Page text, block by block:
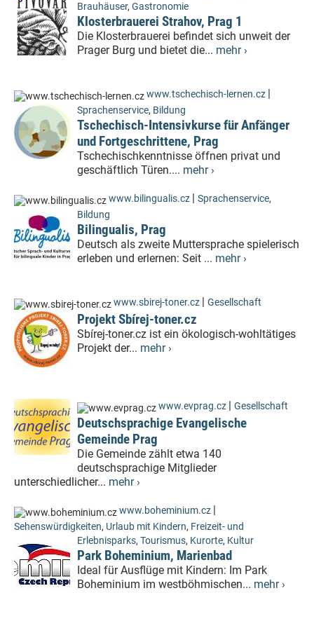
Brauhäuser, Gastronomie
Klosterbrauerei Strahov, Prag 1
Die Klosterbrauerei befindet sich unweit der
Prager Burg und bietet die... mehr ›
www.tschechisch-lernen.cz |
Sprachenservice, Bildung
Tschechisch-Intensivkurse für Anfänger
und Fortgeschrittene, Prag
Tschechischkenntnisse öffnen privat und
geschäftlich Türen.... mehr ›
www.bilingualis.cz | Sprachenservice,
Bildung
Bilingualis, Prag
Deutsch als zweite Muttersprache spielerisch
erleben und erlernen: Seit ... mehr ›
www.sbirej-toner.cz | Gesellschaft
Projekt Sbírej-toner.cz
Sbírej-toner.cz ist ein ökologisch-wohltätiges
Projekt der... mehr ›
www.evprag.cz | Gesellschaft
Deutschsprachige Evangelische
Gemeinde Prag
Die Gemeinde zählt etwa 140
deutschsprachige Mitglieder
unterschiedlicher... mehr ›
www.boheminium.cz |
Sehenswürdigkeiten, Urlaub mit Kindern, Freizeit- und
Erlebnisparks, Tourismus, Kurorte, Kultur
Park Boheminium, Marienbad
Ideal für Ausflüge mit Kindern: Im Park
Boheminium im westböhmischen... mehr ›